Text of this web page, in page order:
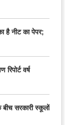
है नीट का पेपर;
वर्ष
सरकारी स्कूलों